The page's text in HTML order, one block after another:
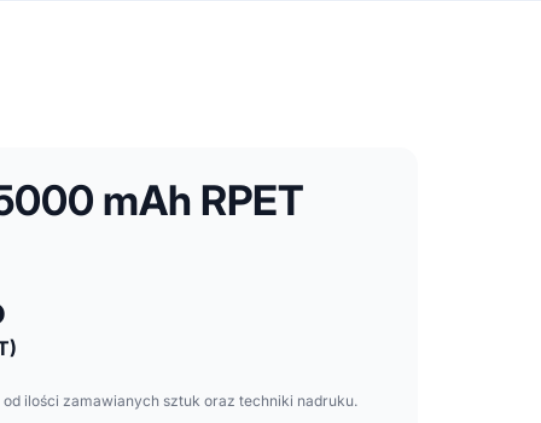
mAh RPET
ilości zamawianych sztuk oraz techniki nadruku.